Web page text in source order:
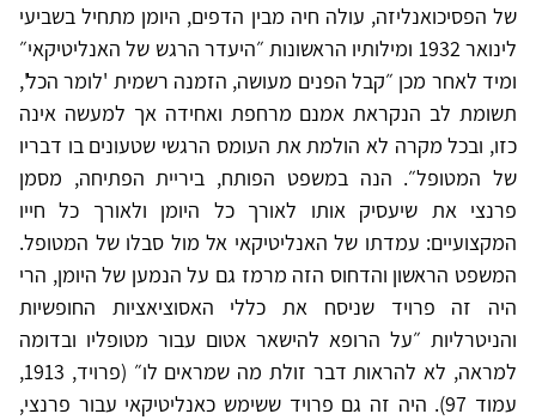
של הפסיכואנליזה, עולה חיה מבין הדפים, היומן מתחיל בשביעי
לינואר 1932 ומילותיו הראשונות ״היעדר הרגש של האנליטיקאי״
ומיד לאחר מכן ״קבל הפנים מעושה, הזמנה רשמית 'לומר הכל',
תשומת לב הנקראת אמנם מרחפת ואחידה אך למעשה אינה
כזו, ובכל מקרה לא הולמת את העומס הרגשי שטעונים בו דבריו
של המטופל״. הנה במשפט הפותח, ביריית הפתיחה, מסמן
פרנצי את שיעסיק אותו לאורך כל היומן ולאורך כל חייו
המקצועיים: עמדתו של האנליטיקאי אל מול סבלו של המטופל.
המשפט הראשון והדחוס הזה מרמז גם על הנמען של היומן, הרי
היה זה פרויד שניסח את כללי האסוציאציות החופשיות
והניטרליות ״על הרופא להישאר אטום עבור מטופליו ובדומה
למראה, לא להראות דבר זולת מה שמראים לו״ (פרויד, 1913,
עמוד 97). היה זה גם פרויד ששימש כאנליטיקאי עבור פרנצי,